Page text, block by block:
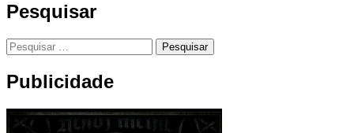
Pesquisar
Pesquisar
por:
Publicidade